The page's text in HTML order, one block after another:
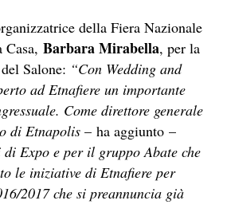
della Fiera Nazionale
Barbara Mirabella, per la
Salone: “Con Wedding and
ad Etnafiere un importante
Come direttore generale
di Etnapolis – ha aggiunto –
Expo e per il gruppo Abate che
le iniziative di Etnafiere per
2017 che si preannuncia già